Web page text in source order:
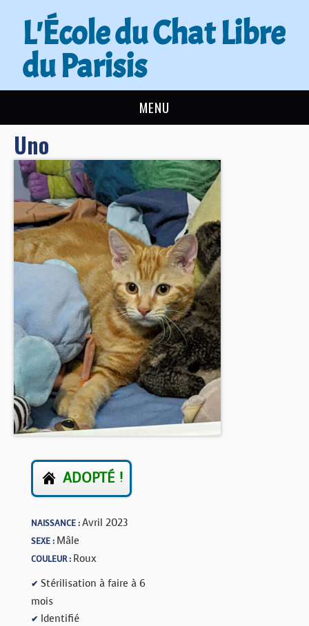
L'École du Chat Libre
du Parisis
MENU
L’ÉCOLE DU CHAT
ACTUALITÉS
ADOPTER
NOUS AIDER
BOUTIQUE
FORUM
Uno
ADOPTÉ !
NAISSANCE :Avril 2023
SEXE : Mâle
COULEUR : Roux
✔ Stérilisation à faire à 6
mois
✔ Identifié